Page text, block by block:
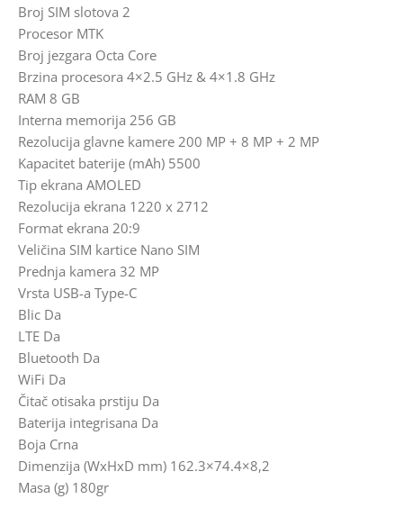
Broj SIM slotova 2
Procesor MTK
Broj jezgara Octa Core
Brzina procesora 4×2.5 GHz & 4×1.8 GHz
RAM 8 GB
Interna memorija 256 GB
Rezolucija glavne kamere 200 MP + 8 MP + 2 MP
Kapacitet baterije (mAh) 5500
Tip ekrana AMOLED
Rezolucija ekrana 1220 x 2712
Format ekrana 20:9
Veličina SIM kartice Nano SIM
Prednja kamera 32 MP
Vrsta USB-a Type-C
Blic Da
LTE Da
Bluetooth Da
WiFi Da
Čitač otisaka prstiju Da
Baterija integrisana Da
Boja Crna
Dimenzija (WxHxD mm) 162.3×74.4×8,2
Masa (g) 180gr